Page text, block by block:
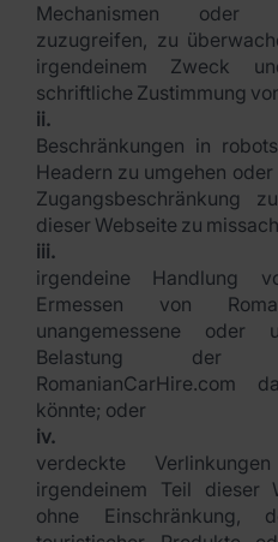
Mechanismen oder
zuzugreifen, zu
irgendeinem Zweck
schriftliche Zustimmung
ii.
Beschränkungen in
Headern zu umgehen
Zugangsbeschränkung
dieser Webseite zu
iii.
irgendeine Handlung
Ermessen von
unangemessene oder
Belastung der
RomanianCarHire.com
könnte; oder
iv.
verdeckte
irgendeinem Teil dieser
ohne Einschränkung,